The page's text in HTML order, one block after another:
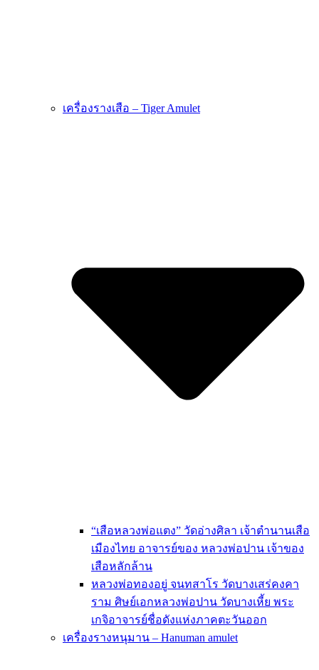
เครื่องรางเสือ – Tiger Amulet
“เสือหลวงพ่อแตง” วัดอ่างศิลา เจ้าตำนานเสือ
เมืองไทย อาจารย์ของ หลวงพ่อปาน เจ้าของ
เสือหลักล้าน
หลวงพ่อทองอยู่ จนทสาโร วัดบางเสร่คงคา
ราม ศิษย์เอกหลวงพ่อปาน วัดบางเหี้ย พระ
เกจิอาจารย์ชื่อดังแห่งภาคตะวันออก
เครื่องรางหนุมาน – Hanuman amulet